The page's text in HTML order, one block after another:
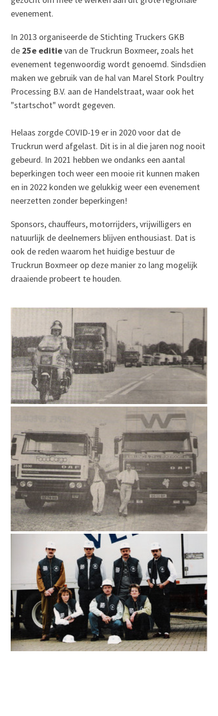
evenement.
In 2013 organiseerde de Stichting Truckers GKB
de 25e editievan de Truckrun Boxmeer, zoals het
evenement tegenwoordig wordt genoemd. Sindsdien
maken we gebruik van de hal van Marel Stork Poultry
Processing B.V. aan de Handelstraat, waar ook het
"startschot" wordt gegeven.
Helaas zorgde COVID-19 er in 2020 voor dat de
Truckrun werd afgelast. Dit is in al die jaren nog nooit
gebeurd. In 2021 hebben we ondanks een aantal
beperkingen toch weer een mooie rit kunnen maken
en in 2022 konden we gelukkig weer een evenement
neerzetten zonder beperkingen!
Sponsors, chauffeurs, motorrijders, vrijwilligers en
natuurlijk de deelnemers blijven enthousiast. Dat is
ook de reden waarom het huidige bestuur de
Truckrun Boxmeer op deze manier zo lang mogelijk
draaiende probeert te houden.